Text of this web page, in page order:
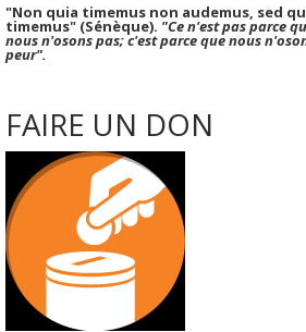
"Non quia timemus non audemus, sed
timemus" (Sénèque). "Ce n'est pas parce
nous n'osons pas; c'est parce que nous
peur".
FAIRE UN DON